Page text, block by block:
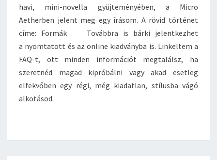
R
M
Á
K
(
M
I
R
E
havi, mini-novella gyüjteményében, a Micro
Aetherben jelent meg egy írásom. A rövid történet
címe: Formák Továbbra is bárki jelentkezhet
a nyomtatott és az online kiadványba is. Linkeltem a
FAQ-t, ott minden információt megtalálsz, ha
szeretnéd magad kipróbálni vagy akad esetleg
elfekvőben egy régi, még kiadatlan, stílusba vágó
alkotásod.